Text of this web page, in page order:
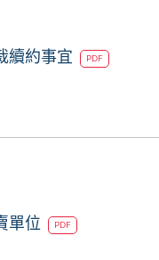
續約事宜 PDF
單位 PDF